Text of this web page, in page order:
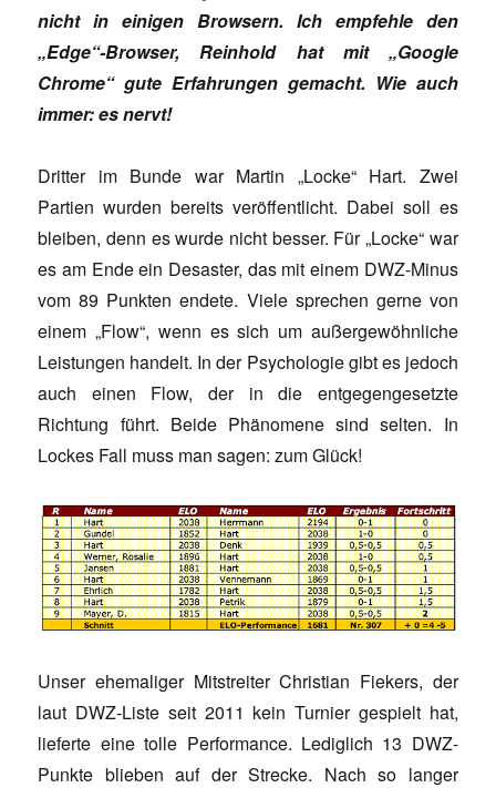
nicht in einigen Browsern. Ich empfehle den
„Edge“-Browser, Reinhold hat mit „Google
Chrome“ gute Erfahrungen gemacht. Wie auch
immer: es nervt!
Dritter im Bunde war Martin „Locke“ Hart. Zwei
Partien wurden bereits veröffentlicht. Dabei soll es
bleiben, denn es wurde nicht besser. Für „Locke“ war
es am Ende ein Desaster, das mit einem DWZ-Minus
vom 89 Punkten endete. Viele sprechen gerne von
einem „Flow“, wenn es sich um außergewöhnliche
Leistungen handelt. In der Psychologie gibt es jedoch
auch einen Flow, der in die entgegengesetzte
Richtung führt. Beide Phänomene sind selten. In
Lockes Fall muss man sagen: zum Glück!
Unser ehemaliger Mitstreiter Christian Fiekers, der
laut DWZ-Liste seit 2011 kein Turnier gespielt hat,
lieferte eine tolle Performance. Lediglich 13 DWZ-
Punkte blieben auf der Strecke. Nach so langer